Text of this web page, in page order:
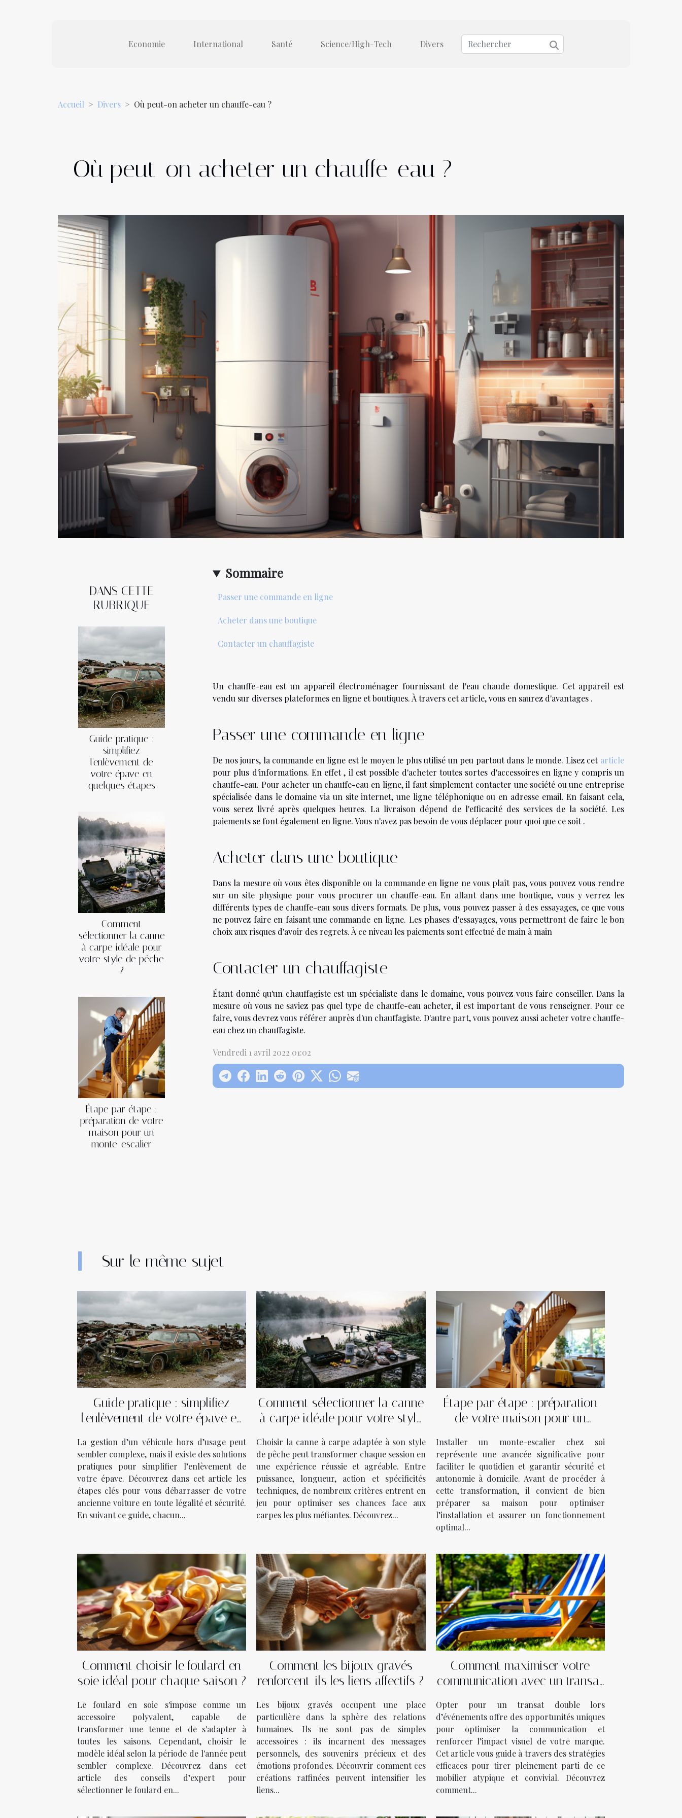
Economie International Santé Science/High-Tech Divers
Accueil Divers Où peut-on acheter un chauffe-eau ?
Où peut-on acheter un chauffe-eau ?
DANS CETTE
RUBRIQUE
Guide pratique :
simplifiez
l'enlèvement de
votre épave en
quelques étapes
Comment
sélectionner la canne
à carpe idéale pour
votre style de pêche
?
Étape par étape :
préparation de votre
maison pour un
monte-escalier
Sommaire
Passer une commande en ligne
Acheter dans une boutique
Contacter un chauffagiste
Un chauffe-eau est un appareil électroménager fournissant de l'eau chaude domestique. Cet appareil est
vendu sur diverses plateformes en ligne et boutiques. À travers cet article, vous en saurez d'avantages .
Passer une commande en ligne
De nos jours, la commande en ligne est le moyen le plus utilisé un peu partout dans le monde. Lisez cet article
pour plus d'informations. En effet , il est possible d'acheter toutes sortes d'accessoires en ligne y compris un
chauffe-eau. Pour acheter un chauffe-eau en ligne, il faut simplement contacter une société ou une entreprise
spécialisée dans le domaine via un site internet, une ligne téléphonique ou en adresse email. En faisant cela,
vous serez livré après quelques heures. La livraison dépend de l'efficacité des services de la société. Les
paiements se font également en ligne. Vous n'avez pas besoin de vous déplacer pour quoi que ce soit .
Acheter dans une boutique
Dans la mesure où vous êtes disponible ou la commande en ligne ne vous plaît pas, vous pouvez vous rendre
sur un site physique pour vous procurer un chauffe-eau. En allant dans une boutique, vous y verrez les
différents types de chauffe-eau sous divers formats. De plus, vous pouvez passer à des essayages, ce que vous
ne pouvez faire en faisant une commande en ligne. Les phases d'essayages, vous permettront de faire le bon
choix aux risques d'avoir des regrets. À ce niveau les paiements sont effectué de main à main
Contacter un chauffagiste
Étant donné qu'un chauffagiste est un spécialiste dans le domaine, vous pouvez vous faire conseiller. Dans la
mesure où vous ne saviez pas quel type de chauffe-eau acheter, il est important de vous renseigner. Pour ce
faire, vous devrez vous référer auprès d'un chauffagiste. D'autre part, vous pouvez aussi acheter votre chauffe-
eau chez un chauffagiste.
Vendredi 1 avril 2022 01:02
Sur le même sujet
Guide pratique : simplifiez
l'enlèvement de votre épave en
La gestion d’un véhicule hors d’usage peut
sembler complexe, mais il existe des solutions
pratiques pour simplifier l’enlèvement de
votre épave. Découvrez dans cet article les
étapes clés pour vous débarrasser de votre
ancienne voiture en toute légalité et sécurité.
En suivant ce guide, chacun...
Comment sélectionner la canne
à carpe idéale pour votre style
Choisir la canne à carpe adaptée à son style
de pêche peut transformer chaque session en
une expérience réussie et agréable. Entre
puissance, longueur, action et spécificités
techniques, de nombreux critères entrent en
jeu pour optimiser ses chances face aux
carpes les plus méfiantes. Découvrez...
Étape par étape : préparation
de votre maison pour un
Installer un monte-escalier chez soi
représente une avancée significative pour
faciliter le quotidien et garantir sécurité et
autonomie à domicile. Avant de procéder à
cette transformation, il convient de bien
préparer sa maison pour optimiser
l’installation et assurer un fonctionnement
optimal...
Comment choisir le foulard en
soie idéal pour chaque saison ?
Le foulard en soie s'impose comme un
accessoire polyvalent, capable de
transformer une tenue et de s'adapter à
toutes les saisons. Cependant, choisir le
modèle idéal selon la période de l'année peut
sembler complexe. Découvrez dans cet
article des conseils d’expert pour
sélectionner le foulard en...
Comment les bijoux gravés
renforcent-ils les liens affectifs ?
Les bijoux gravés occupent une place
particulière dans la sphère des relations
humaines. Ils ne sont pas de simples
accessoires : ils incarnent des messages
personnels, des souvenirs précieux et des
émotions profondes. Découvrir comment ces
créations raffinées peuvent intensifier les
liens...
Comment maximiser votre
communication avec un transat
Opter pour un transat double lors
d’événements offre des opportunités uniques
pour optimiser la communication et
renforcer l’impact visuel de votre marque.
Cet article vous guide à travers des stratégies
efficaces pour tirer pleinement parti de ce
mobilier atypique et convivial. Découvrez
comment...